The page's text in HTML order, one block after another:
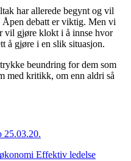
har allerede begynt og vil
Åpen debatt er viktig. Men vi
vil gjøre klokt i å innse hvor
å gjøre i en slik situasjon.
beundring for dem som
med kritikk, om enn aldri så
25.03.20.
Effektiv ledelse